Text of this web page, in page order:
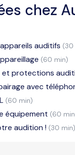
chez
appareils auditifs (30
(60 min)
et protections
avec
(60 min)
équipement (60
audition ! (30 min)